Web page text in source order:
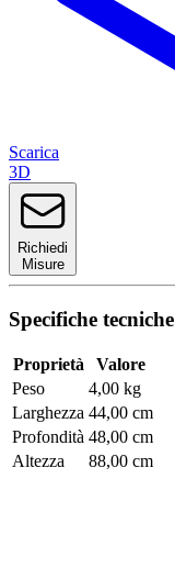
Scarica
3D
Richiedi
Misure
Specifiche tecniche
Proprietà
Valore
Peso
4,00 kg
Larghezza 44,00 cm
Profondità 48,00 cm
Altezza
88,00 cm